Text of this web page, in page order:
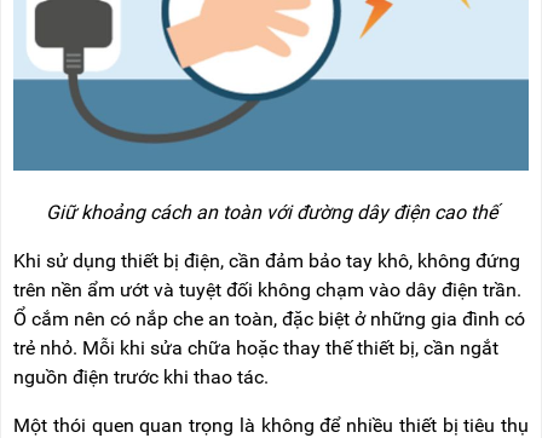
Giữ khoảng cách an toàn với đường dây điện cao thế
Khi sử dụng thiết bị điện, cần đảm bảo tay khô, không đứng
trên nền ẩm ướt và tuyệt đối không chạm vào dây điện trần.
Ổ cắm nên có nắp che an toàn, đặc biệt ở những gia đình có
trẻ nhỏ. Mỗi khi sửa chữa hoặc thay thế thiết bị, cần ngắt
nguồn điện trước khi thao tác.
Một thói quen quan trọng là không để nhiều thiết bị tiêu thụ